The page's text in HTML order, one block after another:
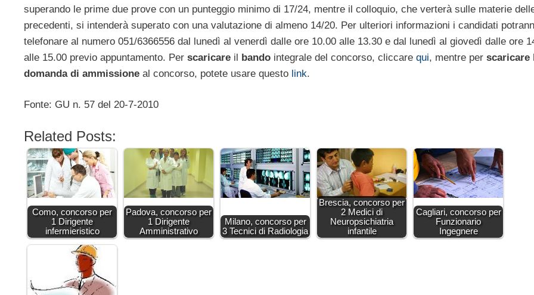
superando le prime due prove con un punteggio minimo di 17/24, mentre il colloquio, che verterà sulle materie
precedenti, si intenderà superato con una valutazione di almeno 14/20. Per ulteriori informazioni i candidati
telefonare al numero 051/6366556 dal lunedì al venerdì dalle ore 10.00 alle 13.30 e dal lunedì al giovedì dalle ore
alle 15.00 previo appuntamento. Per scaricare il bando integrale del concorso, cliccare qui, mentre per scaricare
domanda di ammissione al concorso, potete usare questo link.
Fonte: GU n. 57 del 20-7-2010
Related Posts:
Como, concorso per
1 Dirigente
infermieristico
Padova, concorso per
1 Dirigente
Amministrativo
Milano, concorso per
3 Tecnici di Radiologia
Brescia, concorso per
2 Medici di
Neuropsichiatria
infantile
Cagliari, concorso per
Funzionario
Ingegnere